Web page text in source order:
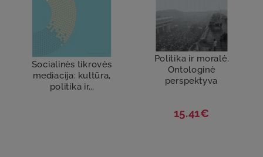
Socialinės tikrovės
mediacija: kultūra,
politika ir...
Politika ir moralė.
Ontologinė
perspektyva
15.41€